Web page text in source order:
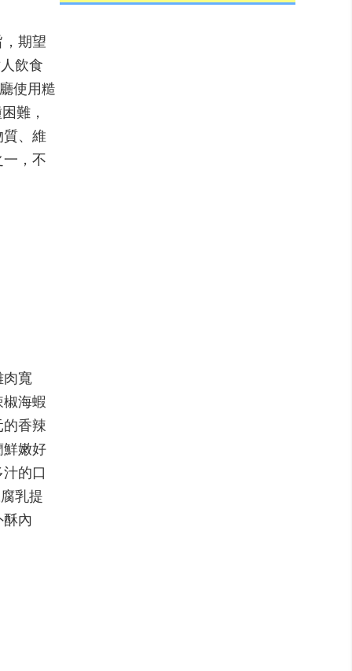
期望
飲食
使用糙
難，
、維
，不
寬
海蝦
香辣
嫩好
的口
乳提
內